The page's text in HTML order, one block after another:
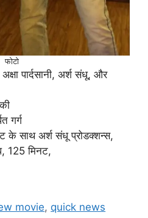
फोटो
पार्दसानी, अर्श संधू, और
गर्ग
के साथ अर्श संधू प्रोडक्शन्स,
125 मिनट,
movie, quick news